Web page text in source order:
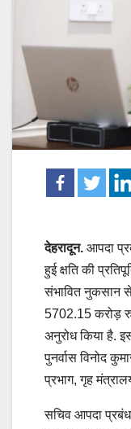
देहरादून. आपदा
हुई क्षति की
संभावित नुकसान
5702.15 करोड़
अनुरोध किया है.
पुनर्वास विनोद
प्रभाग, गृह
सचिव आपदा